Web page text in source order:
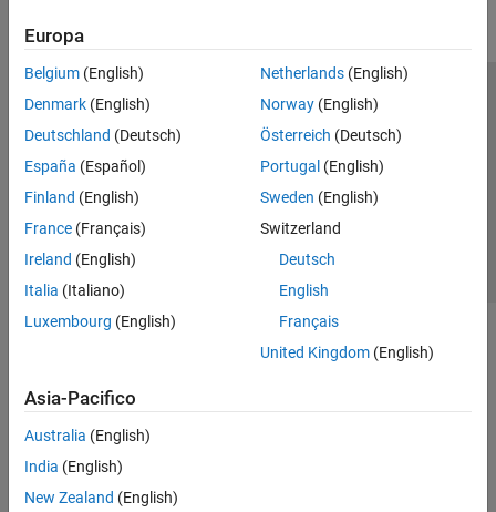
Europa
Belgium (English)
Denmark (English)
Deutschland (Deutsch)
España (Español)
Finland (English)
France (Français)
Ireland (English)
Italia (Italiano)
Luxembourg (English)
Netherlands(English)
Norway(English)
Österreich (Deutsch)
Portugal (English)
Sweden (English)
Switzerland
Deutsch
English
Français
United Kingdom(English)
Asia-Pacifico
Australia (English)
India (English)
New Zealand (English)
Centro di fiducia
Informativa sulla privacy
Antipirateria
Stato dell'applicazione
Contatti
© 1994-2026 The MathWorks, Inc.